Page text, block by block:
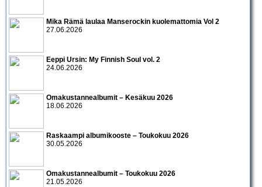
Mika Rämä laulaa Manserockin kuolemattomia Vol 2
27.06.2026
Eeppi Ursin: My Finnish Soul vol. 2
24.06.2026
Omakustannealbumit – Kesäkuu 2026
18.06.2026
Raskaampi albumikooste – Toukokuu 2026
30.05.2026
Omakustannealbumit – Toukokuu 2026
21.05.2026